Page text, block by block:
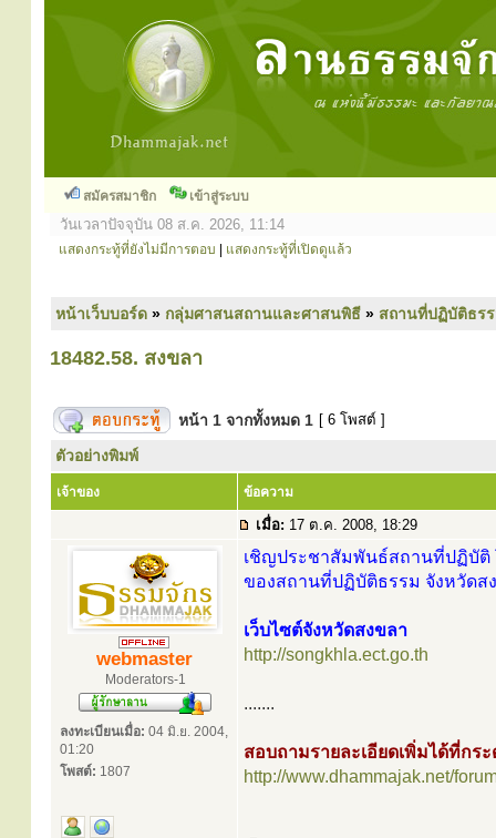
สมัครสมาชิก เข้าสู่ระบบ
วันเวลาปัจจุบัน 08 ส.ค. 2026, 11:14
แสดงกระทู้ที่ยังไม่มีการตอบ แสดงกระทู้ที่เปิดดูแล้ว
หน้าเว็บบอร์ด » กลุ่มศาสนสถานและศาสนพิธี » สถานที่ปฏิบัติธร
18482.58. สงขลา
หน้า 1 จากทั้งหมด 1 [ 6 โพสต์ ]
ตัวอย่างพิมพ์
เจ้าของ ข้อความ
เมื่อ: 17 ต.ค. 2008, 18:29
webmaster
Moderators-1
ลงทะเบียนเมื่อ: 04 มิ.ย. 2004,
01:20
โพสต์: 1807
เชิญประชาสัมพันธ์สถานที่ปฏิบัติ
ของสถานที่ปฏิบัติธรรม จังหวัดส
เว็บไซต์จังหวัดสงขลา
http://songkhla.ect.go.th
.......
สอบถามรายละเอียดเพิ่มได้ที่กร
http://www.dhammajak.net/